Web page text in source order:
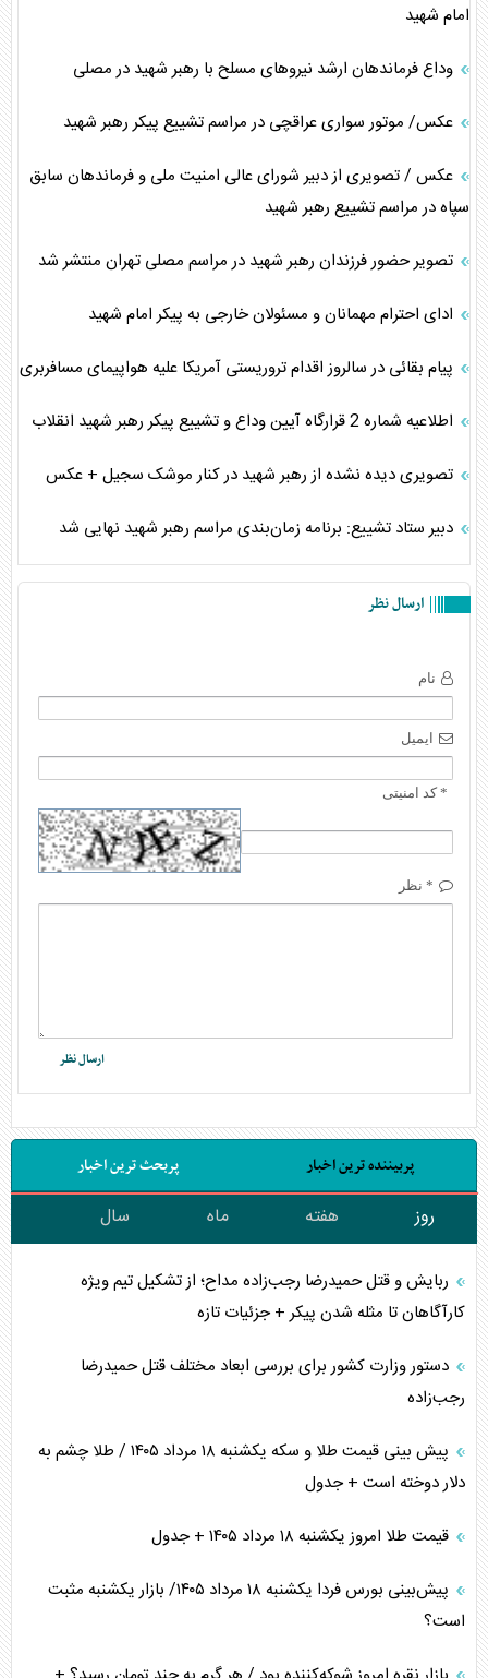
امام شهید
وداع فرماندهان ارشد نیروهای مسلح با رهبر شهید در مصلی
عکس/ موتور سواری عراقچی در مراسم تشییع پیکر رهبر شهید
عکس / تصویری از دبیر شورای عالی امنیت ملی و فرماندهان سابق
سپاه در مراسم تشییع رهبر شهید
تصویر حضور فرزندان رهبر شهید در مراسم مصلی تهران منتشر شد
ادای احترام مهمانان و مسئولان خارجی به پیکر امام شهید
پیام بقائی در سالروز اقدام تروریستی آمریکا علیه هواپیمای مسافربری
اطلاعیه شماره 2 قرارگاه آیین وداع و تشییع پیکر رهبر شهید انقلاب
تصویری دیده نشده از رهبر شهید در کنار موشک سجیل + عکس
دبیر ستاد تشییع: برنامه زمان‌بندی مراسم رهبر شهید نهایی شد
ارسال نظر
نام
ایمیل
* کد امنیتی
* نظر
پربیننده ترین اخبار پربحث ترین اخبار
روز هفته ماه سال
ربایش و قتل حمیدرضا رجب‌زاده مداح؛ از تشکیل تیم ویژه
کارآگاهان تا مثله شدن پیکر + جزئیات تازه
دستور وزارت کشور برای بررسی ابعاد مختلف قتل حمیدرضا
رجب‌زاده
پیش بینی قیمت طلا و سکه یکشنبه ۱۸ مرداد ۱۴۰۵ / طلا چشم به
دلار دوخته است + جدول
قیمت طلا امروز یکشنبه ۱۸ مرداد ۱۴۰۵ + جدول
پیش‌بینی بورس فردا یکشنبه ۱۸ مرداد ۱۴۰۵/ بازار یکشنبه مثبت
است؟